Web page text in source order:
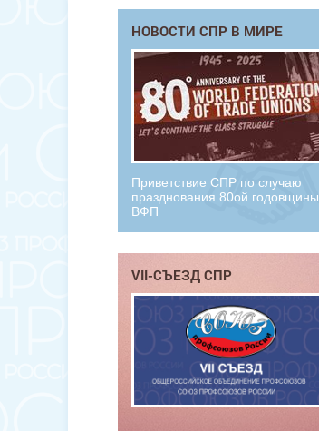
НОВОСТИ СПР В МИРЕ
Приветствие СПР по случаю
празднования 80ой годовщины
ВФП
VII-СЪЕЗД СПР